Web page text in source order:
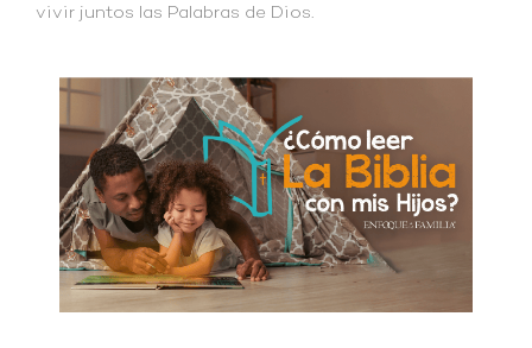
vivir juntos las Palabras de Dios.